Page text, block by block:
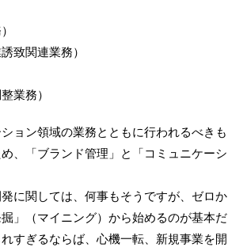
致関連業務）
業務）
ョン領域の業務とともに行われるべきも
、「ブランド管理」と「コミュニケーシ
に関しては、何事もそうですが、ゼロか
」（マイニング）から始めるのが基本だ
すぎるならば、心機一転、新規事業を開